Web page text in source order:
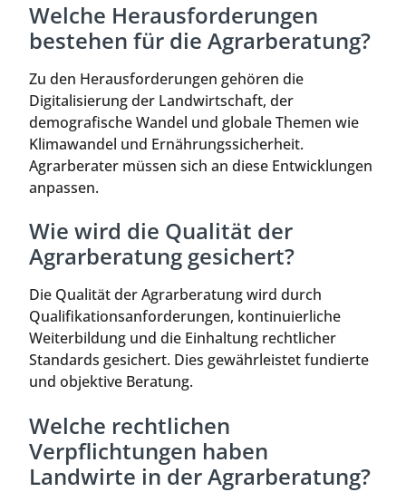
Welche Herausforderungen
bestehen für die Agrarberatung?
Zu den Herausforderungen gehören die
Digitalisierung der Landwirtschaft, der
demografische Wandel und globale Themen wie
Klimawandel und Ernährungssicherheit.
Agrarberater müssen sich an diese Entwicklungen
anpassen.
Wie wird die Qualität der
Agrarberatung gesichert?
Die Qualität der Agrarberatung wird durch
Qualifikationsanforderungen, kontinuierliche
Weiterbildung und die Einhaltung rechtlicher
Standards gesichert. Dies gewährleistet fundierte
und objektive Beratung.
Welche rechtlichen
Verpflichtungen haben
Landwirte in der Agrarberatung?